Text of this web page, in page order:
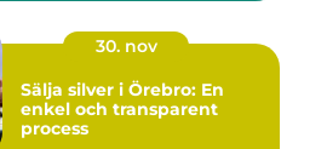
30. nov
Sälja silver i Örebro: En
enkel och transparent
process